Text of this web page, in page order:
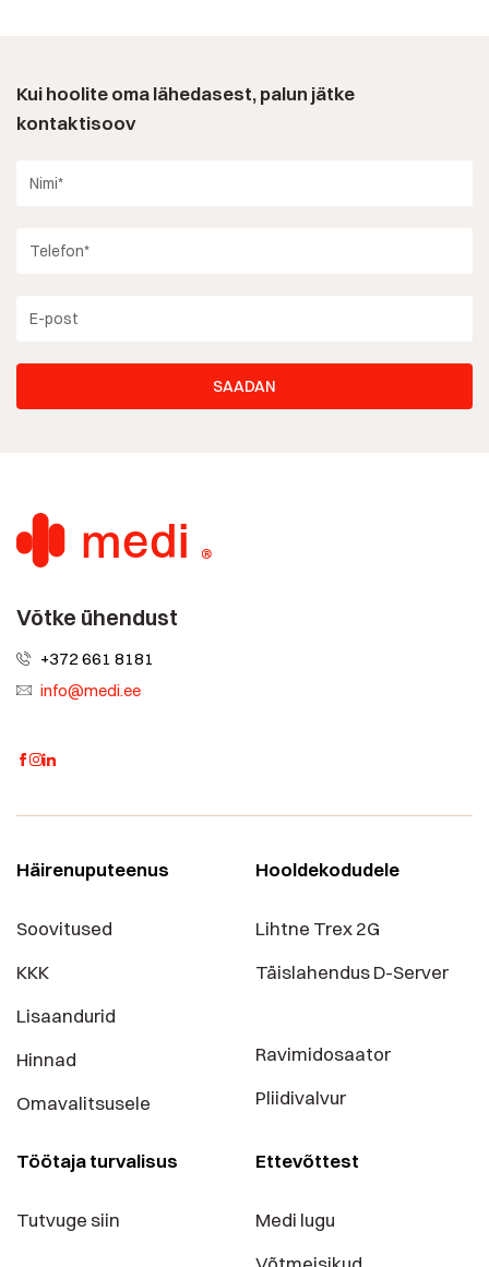
Kui hoolite oma lähedasest, palun jätke
kontaktisoov
Võtke ühendust
+372 661 8181
info@medi.ee
Häirenuputeenus
Soovitused
KKK
Lisaandurid
Hinnad
Omavalitsusele
Hooldekodudele
Lihtne Trex 2G
Täislahendus D-Server
Ravimidosaator
Pliidivalvur
Töötaja turvalisus
Tutvuge siin
Ettevõttest
Medi lugu